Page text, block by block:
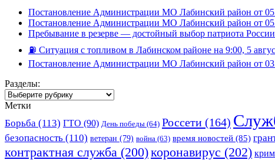
Постановление Администрации МО Лабинский район от
Постановление Администрации МО Лабинский район от
Пребывание в резерве — достойный выбор патриота
⛽️ Ситуация с топливом в Лабинском районе на 9:00, 5
Постановление Администрации МО Лабинский район от
Разделы:
Разделы:
Метки
Борьба (113) ГТО (90) День победы (64) Россети (164)
безопасность (110) ветеран (79) война (63) время новостей (85)
контрактная служба (200)коронавирус (202)